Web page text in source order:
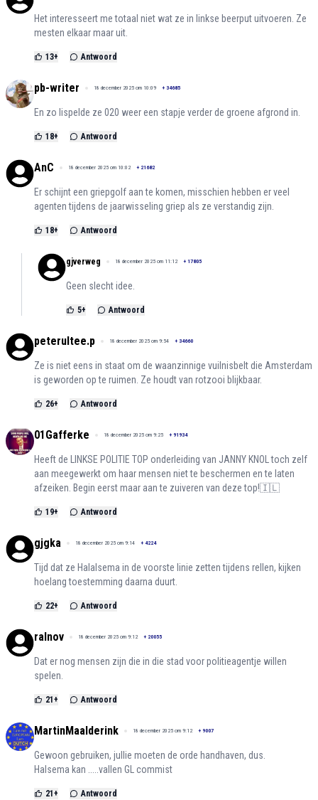
Het interesseert me totaal niet wat ze in linkse beerput uitvoeren. Ze
mesten elkaar maar uit.
13+ Antwoord
pb-writer 18 december 2025 om 10:09 + 34685
En zo lispelde ze 020 weer een stapje verder de groene afgrond in.
18+ Antwoord
AnC 18 december 2025 om 10:02 + 21682
Er schijnt een griepgolf aan te komen, misschien hebben er veel
agenten tijdens de jaarwisseling griep als ze verstandig zijn.
18+ Antwoord
gjverweg 18 december 2025 om 11:12 + 17805
Geen slecht idee.
5+ Antwoord
peterultee.p 18 december 2025 om 9:54 + 34660
Ze is niet eens in staat om de waanzinnige vuilnisbelt die Amsterdam
is geworden op te ruimen. Ze houdt van rotzooi blijkbaar.
26+ Antwoord
01Gafferke 18 december 2025 om 9:25 + 91934
Heeft de LINKSE POLITIE TOP onderleiding van JANNY KNOL toch zelf
aan meegewerkt om haar mensen niet te beschermen en te laten
afzeiken. Begin eerst maar aan te zuiveren van deze top!🇮🇱
19+ Antwoord
gjgka 18 december 2025 om 9:14 + 4224
Tijd dat ze Halalsema in de voorste linie zetten tijdens rellen, kijken
hoelang toestemming daarna duurt.
22+ Antwoord
ralnov 18 december 2025 om 9:12 + 20055
Dat er nog mensen zijn die in die stad voor politieagentje willen
spelen.
21 + Antwoord
MartinMaalderink 18 december 2025 om 9:12 + 9007
Gewoon gebruiken, jullie moeten de orde handhaven, dus.
Halsema kan .....vallen GL commist
21 + Antwoord